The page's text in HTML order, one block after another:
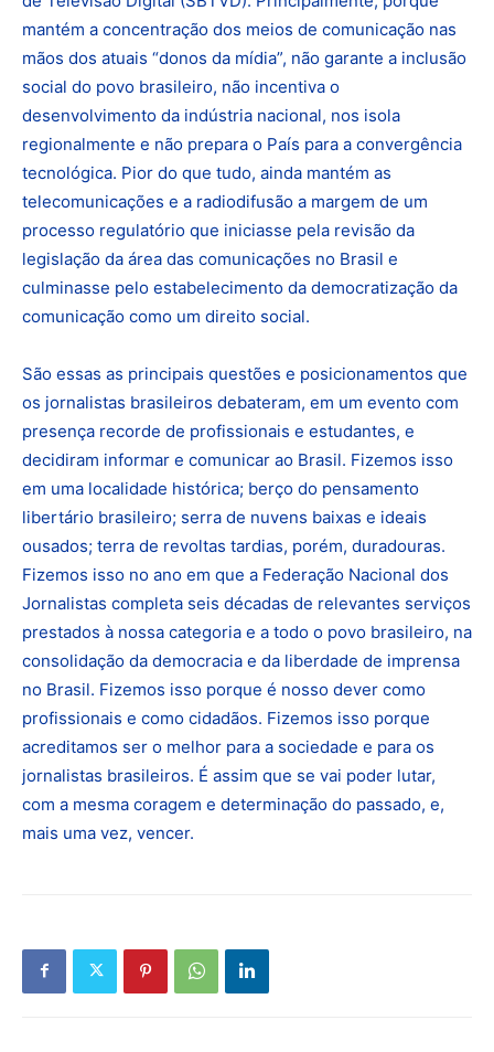
mantém a concentração dos meios de comunicação nas
mãos dos atuais “donos da mídia”, não garante a inclusão
social do povo brasileiro, não incentiva o
desenvolvimento da indústria nacional, nos isola
regionalmente e não prepara o País para a convergência
tecnológica. Pior do que tudo, ainda mantém as
telecomunicações e a radiodifusão a margem de um
processo regulatório que iniciasse pela revisão da
legislação da área das comunicações no Brasil e
culminasse pelo estabelecimento da democratização da
comunicação como um direito social.
São essas as principais questões e posicionamentos que
os jornalistas brasileiros debateram, em um evento com
presença recorde de profissionais e estudantes, e
decidiram informar e comunicar ao Brasil. Fizemos isso
em uma localidade histórica; berço do pensamento
libertário brasileiro; serra de nuvens baixas e ideais
ousados; terra de revoltas tardias, porém, duradouras.
Fizemos isso no ano em que a Federação Nacional dos
Jornalistas completa seis décadas de relevantes serviços
prestados à nossa categoria e a todo o povo brasileiro, na
consolidação da democracia e da liberdade de imprensa
no Brasil. Fizemos isso porque é nosso dever como
profissionais e como cidadãos. Fizemos isso porque
acreditamos ser o melhor para a sociedade e para os
jornalistas brasileiros. É assim que se vai poder lutar,
com a mesma coragem e determinação do passado, e,
mais uma vez, vencer.